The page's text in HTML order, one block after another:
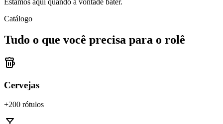
Estamos aqui quando a vontade bater.
Catálogo
Tudo o que você precisa para o rolê
Cervejas
+200 rótulos